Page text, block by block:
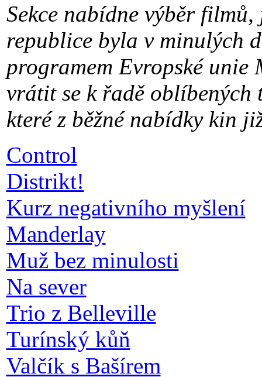
Sekce nabídne výběr
republice byla v minulých
programem Evropské
vrátit se k řadě
které z běžné nabídky kin
Control
Distrikt!
Kurz negativního myšlení
Manderlay
Muž bez minulosti
Na sever
Trio z Belleville
Turínský kůň
Valčík s Bašírem